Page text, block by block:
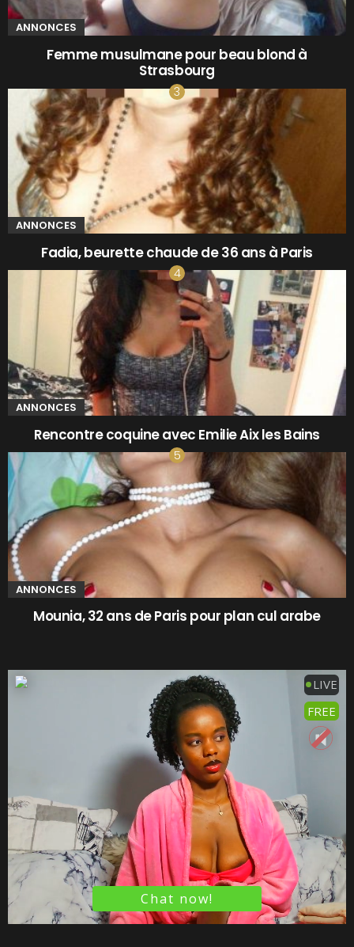
ANNONCES
Femme musulmane pour beau blond à
Strasbourg
ANNONCES
Fadia, beurette chaude de 36 ans à Paris
ANNONCES
Rencontre coquine avec Emilie Aix les Bains
ANNONCES
Mounia, 32 ans de Paris pour plan cul arabe